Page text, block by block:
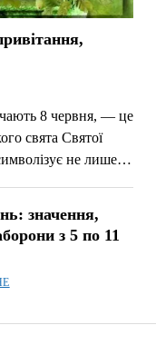
8 червня, — це
свята Святої
не лише…
значення,
з 5 по 11